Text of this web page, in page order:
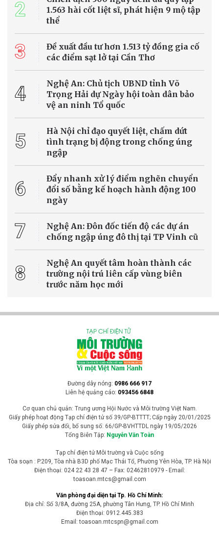
Xem tử vi hôm nay, tử vi 12 con giáp ngày
6/8/2026: Tuổi Thìn dễ xảy ra mâu thuẫn, nên
giữ bình tĩnh
Tử vi 12 con giáp hôm nay 6/8/2026 dự báo vận trình có nhiều biến
động trên các phương diện công việc, tài chính, tình duyên và sức
khỏe. Một số con giáp gặp cơ hội bứt phá về sự nghiệp, tài lộc khởi
hoặc những quyết định quan trọng.
Cuộc sống xanh
Việt Nam có 2 đại diện trong top 10 thành
phố có ẩm thực đường phố ngon nhất thế
Theo bảng xếp hạng mới công bố của tạp chí Time Out, TP.HCM và
Hà Nội đều lọt top 10 thành phố có ẩm thực đường phố ngon nhất
thế giới năm 2026. Đặc biệt, TP.HCM vươn lên dẫn đầu nhờ sự kết
hợp giữa các món ăn truyền thống, văn hóa đường phố sôi động và
Cuộc sống xanh